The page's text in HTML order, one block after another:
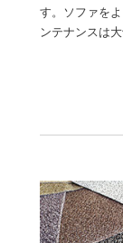
す。ソファを
ンテナンスは